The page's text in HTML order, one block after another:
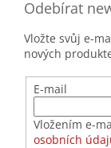
Odebírat
Vložte svůj e-
nových
E-mail
Vložením e-
osobních